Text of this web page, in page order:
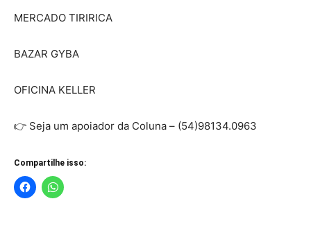
MERCADO TIRIRICA
BAZAR GYBA
OFICINA KELLER
👉 Seja um apoiador da Coluna – (54)98134.0963
Compartilhe isso: